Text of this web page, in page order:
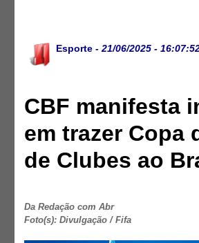
Esporte - 21/06/2025 -
CBF manifesta
em trazer Copa
de Clubes ao
Da Redação com Abr
Foto(s): Divulgação / Fifa